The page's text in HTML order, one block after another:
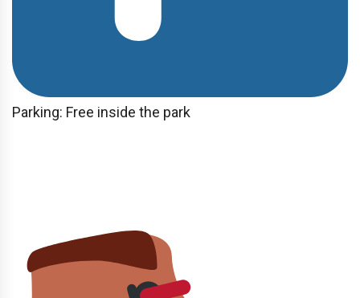
Parking: Free inside the park